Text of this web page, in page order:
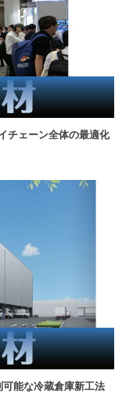
チェーン全体の最適化
可能な冷蔵倉庫新工法